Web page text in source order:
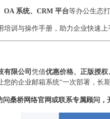
OA 系统、CRM 平台等办公生态
培训与操作手册，助力企业快速上
有限公司 凭借优惠价格、正版授
的企业邮箱系统“一次部署，长期
桑桥网络官网或联系专属顾问，